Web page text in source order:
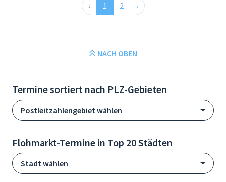
‹ 1 2 ›
NACH OBEN
Termine sortiert nach PLZ-Gebieten
Postleitzahlengebiet wählen
Flohmarkt-Termine in Top 20 Städten
Stadt wählen